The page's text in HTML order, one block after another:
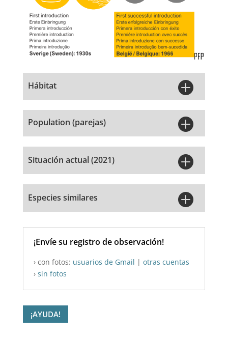
Hábitat 
Population (parejas) 
Situación actual (2021) 
Especies similares 
¡Envíe su registro de observación!
› con fotos: usuarios de Gmail | otras cuentas
› sin fotos
¡AYUDA!